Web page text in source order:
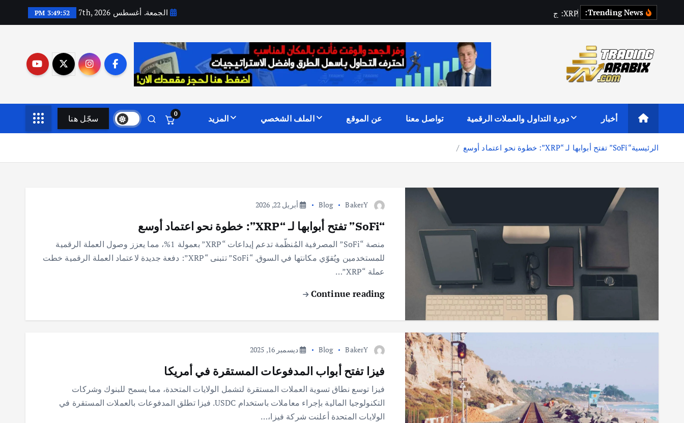
إ
XRP
: جد الجمعة. أغسطس 7th, 2026 3:49:53 PM
أخبار دورة التداول والعملات الرقمية تواصل معنا عن الموقع الملف الشخصي المزيد 0 سجّل هنا
الرئيسية“SoFi” تفتح أبوابها لـ “XRP”: خطوة نحو اعتماد أوسع
BakerY
Blog أبريل 22, 2026
“SoFi” تفتح أبوابها لـ “XRP”: خطوة نحو اعتماد أوسع
منصة “SoFi” المصرفية المُنظّمة تدعم إيداعات “XRP” بعمولة 1%، مما يعزز وصول العملة الرقمية
للمستخدمين ويُقوّي مكانتها في السوق. “SoFi” تتبنى “XRP”: دفعة جديدة لاعتماد العملة الرقمية خطت
عملة “XRP”…
Continue reading
BakerY
Blog ديسمبر 16, 2025
فيزا تفتح أبواب المدفوعات المستقرة في أمريكا
فيزا توسع نطاق تسوية العملات المستقرة لتشمل الولايات المتحدة، مما يسمح للبنوك وشركات
التكنولوجيا المالية بإجراء معاملات باستخدام USDC. فيزا تطلق المدفوعات بالعملات المستقرة في
الولايات المتحدة أعلنت شركة فيزا،…